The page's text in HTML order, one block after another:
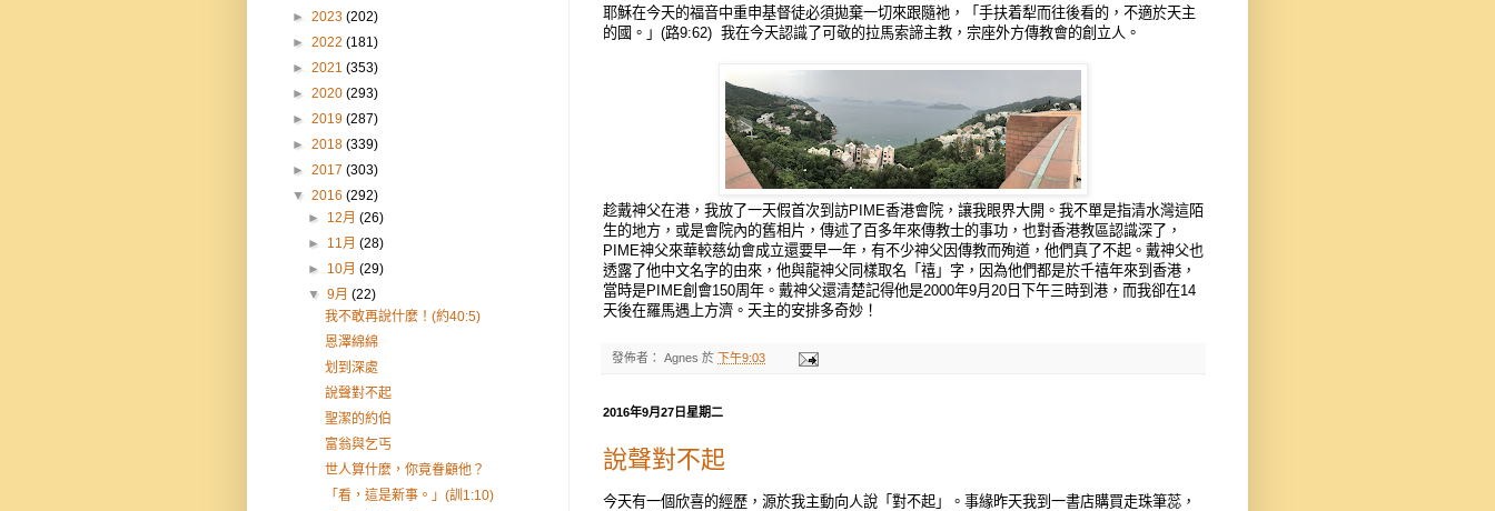
耶穌在今天的福音中重申基督徒必須拋棄一切來跟隨祂，「手扶着犁而往後看的，不適於天主
的國。」(路9:62) 我在今天認識了可敬的拉馬索諦主教，宗座外方傳教會的創立人。
趁戴神父在港，我放了一天假首次到訪PIME香港會院，讓我眼界大開。我不單是指清水灣這陌
生的地方，或是會院內的舊相片，傳述了百多年來傳教士的事功，也對香港教區認識深了，
PIME神父來華較慈幼會成立還要早一年，有不少神父因傳教而殉道，他們真了不起。戴神父也
透露了他中文名字的由來，他與龍神父同樣取名「禧」字，因為他們都是於千禧年來到香港，
當時是PIME創會150周年。戴神父還清楚記得他是2000年9月20日下午三時到港，而我卻在14
天後在羅馬遇上方濟。天主的安排多奇妙！
發佈者： Agnes 於 下午9:03
2016年9月27日星期二
說聲對不起
今天有一個欣喜的經歷，源於我主動向人說「對不起」。事緣昨天我到一書店購買走珠筆蕊，
► 2023 (202)
► 2022 (181)
► 2021 (353)
► 2020 (293)
► 2019 (287)
► 2018 (339)
► 2017 (303)
▼ 2016 (292)
► 12月(26)
► 11月(28)
► 10月(29)
▼9月(22)
我不敢再說什麼！(約40:5)
恩澤綿綿
划到深處
說聲對不起
聖潔的約伯
富翁與乞丐
世人算什麼，你竟眷顧他？
「看，這是新事。」(訓1:10)